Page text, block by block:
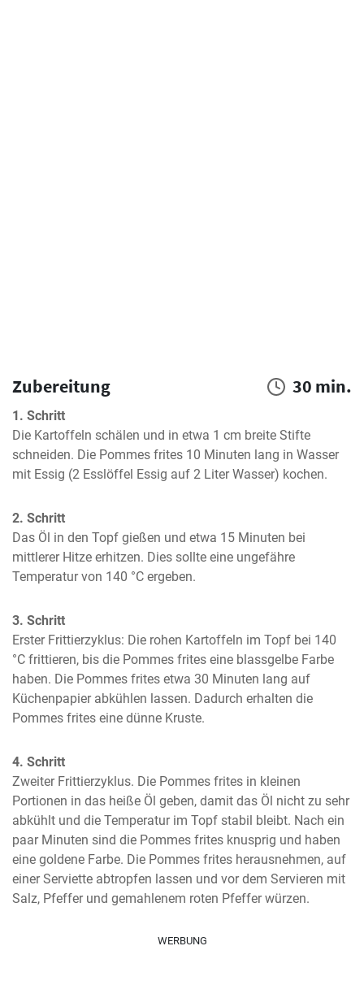
Zubereitung 30 min.
1. Schritt
Die Kartoffeln schälen und in etwa 1 cm breite Stifte
schneiden. Die Pommes frites 10 Minuten lang in Wasser
mit Essig (2 Esslöffel Essig auf 2 Liter Wasser) kochen.
2. Schritt
Das Öl in den Topf gießen und etwa 15 Minuten bei
mittlerer Hitze erhitzen. Dies sollte eine ungefähre
Temperatur von 140 °C ergeben.
3. Schritt
Erster Frittierzyklus: Die rohen Kartoffeln im Topf bei 140
°C frittieren, bis die Pommes frites eine blassgelbe Farbe
haben. Die Pommes frites etwa 30 Minuten lang auf
Küchenpapier abkühlen lassen. Dadurch erhalten die
Pommes frites eine dünne Kruste.
4. Schritt
Zweiter Frittierzyklus. Die Pommes frites in kleinen
Portionen in das heiße Öl geben, damit das Öl nicht zu sehr
abkühlt und die Temperatur im Topf stabil bleibt. Nach ein
paar Minuten sind die Pommes frites knusprig und haben
eine goldene Farbe. Die Pommes frites herausnehmen, auf
einer Serviette abtropfen lassen und vor dem Servieren mit
Salz, Pfeffer und gemahlenem roten Pfeffer würzen.
WERBUNG